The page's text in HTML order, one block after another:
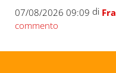
07/08/2026 09:09 di
commento